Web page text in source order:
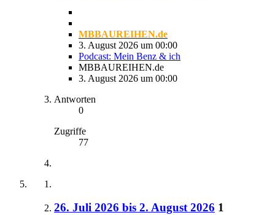
MBBAUREIHEN.de
3. August 2026 um 00:00
Podcast: Mein Benz & ich
MBBAUREIHEN.de
3. August 2026 um 00:00
Antworten
0
Zugriffe
77
26. Juli 2026 bis 2. August 2026 1